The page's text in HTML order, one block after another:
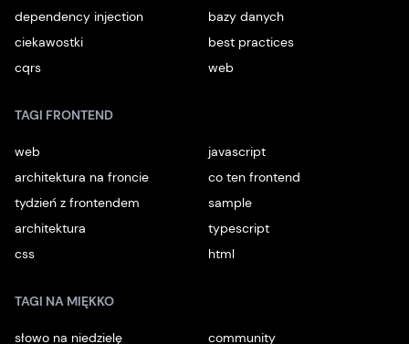
dependency injection
bazy danych
ciekawostki
best practices
cqrs
web
TAGI FRONTEND
web
javascript
architektura na froncie
co ten frontend
tydzień z frontendem
sample
architektura
typescript
css
html
TAGI NA MIĘKKO
słowo na niedzielę community